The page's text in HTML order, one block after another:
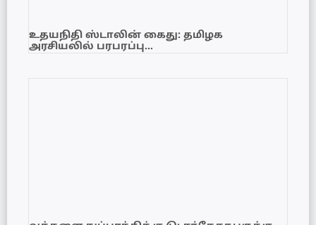
உதயநிதி ஸ்டாலின் கைது: தமிழக
அரசியலில் பரபரப்பு…